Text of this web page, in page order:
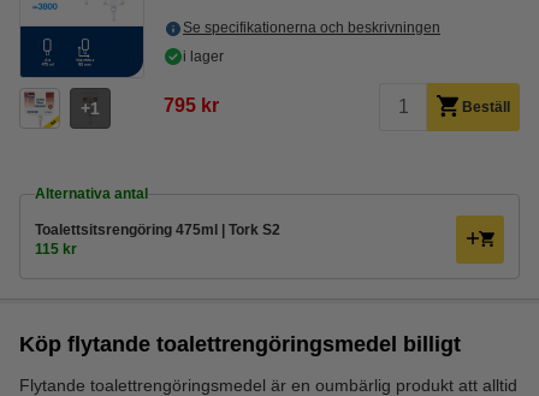
1
Se specifikationerna och beskrivningen
i lager
795 kr Beställ
Alternativa antal
Toalettsitsrengöring 475ml | Tork S2
115 kr
Köp flytande toalettrengöringsmedel billigt
Flytande toalettrengöringsmedel är en oumbärlig produkt att alltid